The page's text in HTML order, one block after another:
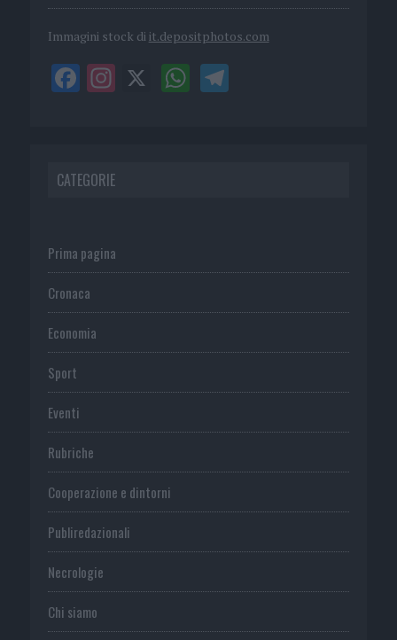
Immagini stock di it.depositphotos.com
CATEGORIE
Prima pagina
Cronaca
Economia
Sport
Eventi
Rubriche
Cooperazione e dintorni
Publiredazionali
Necrologie
Chi siamo